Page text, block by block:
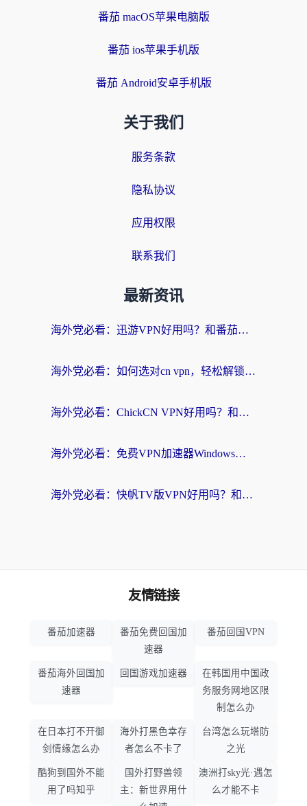
番茄 macOS苹果电脑版
番茄 ios苹果手机版
番茄 Android安卓手机版
关于我们
服务条款
隐私协议
应用权限
联系我们
最新资讯
海外党必看：迅游VPN好用吗？和番茄加速器VPN对比哪个回国效果更好？
海外党必看：如何选对cn vpn，轻松解锁国内影音游戏？
海外党必看：ChickCN VPN好用吗？和星河VPN对比哪个回国效果更好？附真实体验+避坑指南
海外党必看：免费VPN加速器Windows版怎么选？附真实测评与无缝访问国内资源指南
海外党必看：快帆TV版VPN好用吗？和hi龟龟VPN对比哪个回国效果更好？附免费加速器选择指南
友情链接
番茄加速器
番茄免费回国加
速器
番茄回国VPN
番茄海外回国加
速器
回国游戏加速器
在韩国用中国政
务服务网地区限
制怎么办
在日本打不开御
剑情缘怎么办
海外打黑色幸存
者怎么不卡了
台湾怎么玩塔防
之光
酷狗到国外不能
用了吗知乎
国外打野兽领
主：新世界用什
澳洲打sky光·遇怎
么才能不卡